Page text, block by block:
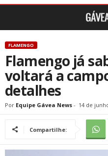
FLAMENGO
Flamengo já
voltará a
detalhes
Por Equipe Gávea News - 14 de
Compartilhe: